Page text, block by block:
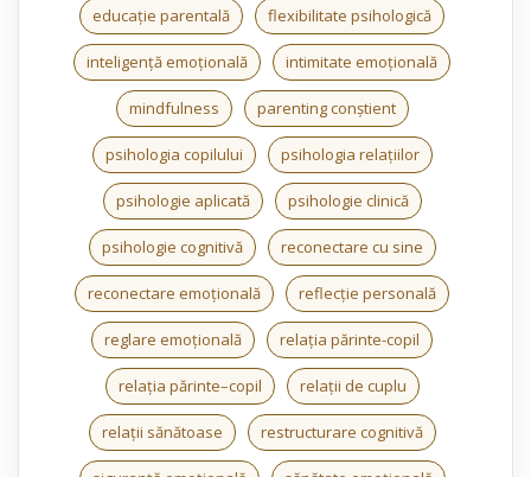
educație parentală flexibilitate psihologică
inteligență emoțională intimitate emoțională
mindfulness parenting conștient
psihologia copilului psihologia relațiilor
psihologie aplicată psihologie clinică
psihologie cognitivă reconectare cu sine
reconectare emoțională reflecție personală
reglare emoțională relația părinte-copil
relația părinte–copil relații de cuplu
relații sănătoase restructurare cognitivă